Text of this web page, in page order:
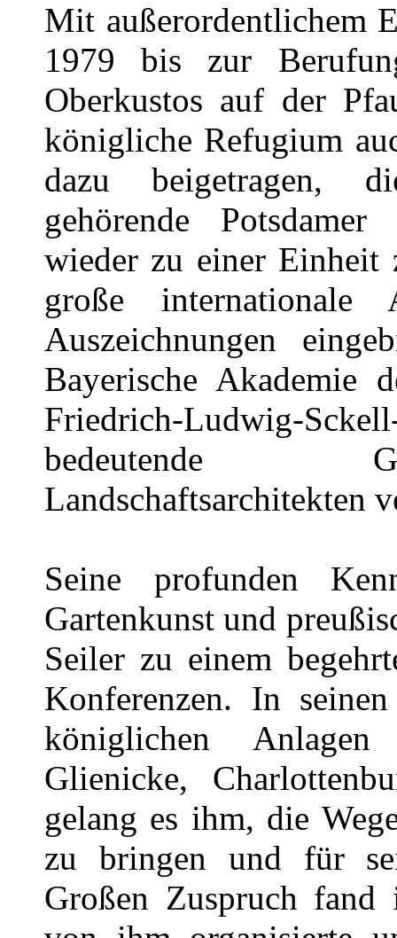
Mit außerordentlichem
1979 bis zur
Oberkustos auf der
königliche Refugium
dazu beigetragen,
gehörende
wieder zu einer Einheit
große internationale
Auszeichnungen
Bayerische Akademie
Friedrich-Ludwig-
bedeutende
Landschaftsarchitekten
Seine profunden
Gartenkunst und
Seiler zu einem
Konferenzen. In
königlichen
Glienicke,
gelang es ihm, die
zu bringen und für
Großen Zuspruch fand